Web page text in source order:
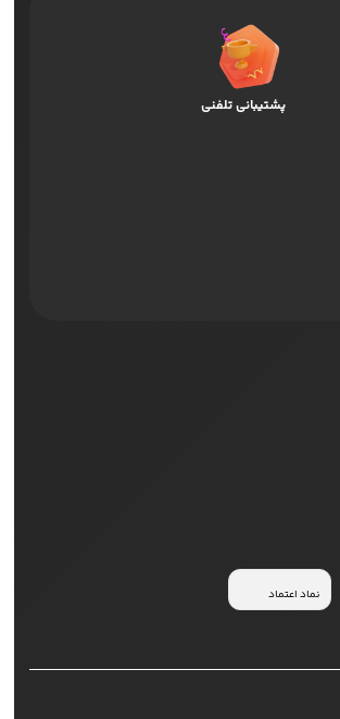
پشتیبانی تلفنی
نماد اعتماد